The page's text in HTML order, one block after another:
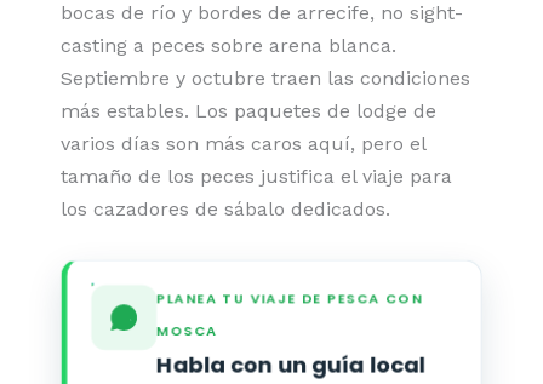
bocas de río y bordes de arrecife, no sight-
casting a peces sobre arena blanca.
Septiembre y octubre traen las condiciones
más estables. Los paquetes de lodge de
varios días son más caros aquí, pero el
tamaño de los peces justifica el viaje para
los cazadores de sábalo dedicados.
PLANEA TU VIAJE DE PESCA CON
MOSCA
Habla con un guía local